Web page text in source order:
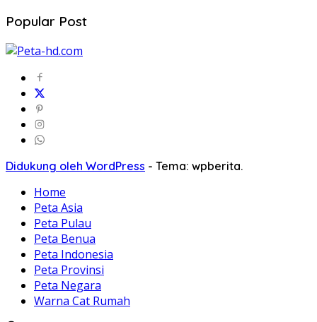
Popular Post
Didukung oleh WordPress - Tema: wpberita.
Home
Peta Asia
Peta Pulau
Peta Benua
Peta Indonesia
Peta Provinsi
Peta Negara
Warna Cat Rumah